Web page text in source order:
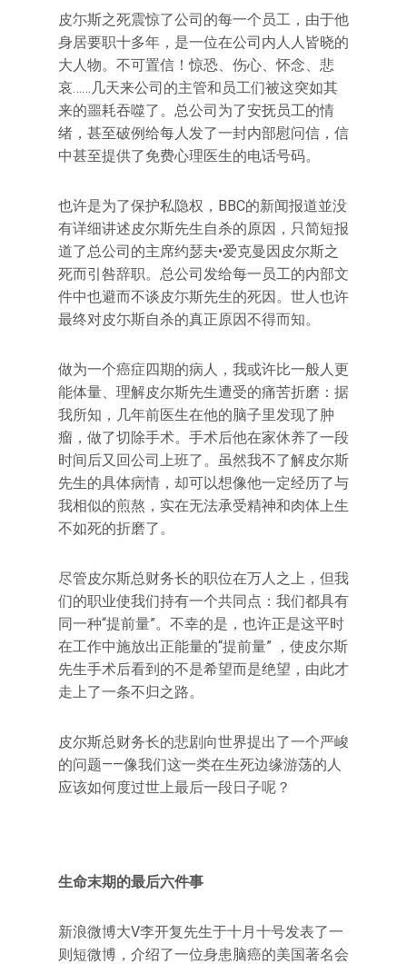
皮尓斯之死震惊了公司的每一个员工，由于他
身居要职十多年，是一位在公司内人人皆晓的
大人物。不可置信！惊恐、伤心、怀念、悲
哀……几天来公司的主管和员工们被这突如其
来的噩耗吞噬了。总公司为了安抚员工的情
绪，甚至破例给每人发了一封内部慰问信，信
中甚至提供了免费心理医生的电话号码。
也许是为了保护私隐权，BBC的新闻报道並没
有详细讲述皮尔斯先生自杀的原因，只简短报
道了总公司的主席约瑟夫•爱克曼因皮尔斯之
死而引咎辞职。总公司发给每一员工的内部文
件中也避而不谈皮尓斯先生的死因。世人也许
最终对皮尓斯自杀的真正原因不得而知。
做为一个癌症四期的病人，我或许比一般人更
能体量、理解皮尔斯先生遭受的痛苦折磨：据
我所知，几年前医生在他的脑子里发现了肿
瘤，做了切除手术。手术后他在家休养了一段
时间后又回公司上班了。虽然我不了解皮尔斯
先生的具体病情，却可以想像他一定经历了与
我相似的煎熬，实在无法承受精神和肉体上生
不如死的折磨了。
尽管皮尔斯总财务长的职位在万人之上，但我
们的职业使我们持有一个共同点：我们都具有
同一种“提前量”。不幸的是，也许正是这平时
在工作中施放出正能量的“提前量” ，使皮尔斯
先生手术后看到的不是希望而是绝望，由此才
走上了一条不归之路。
皮尔斯总财务长的悲剧向世界提出了一个严峻
的问题——像我们这一类在生死边缘游荡的人
应该如何度过世上最后一段日子呢？
生命末期的最后六件事
新浪微博大V李开复先生于十月十号发表了一
则短微博，介绍了一位身患脑癌的美国著名会